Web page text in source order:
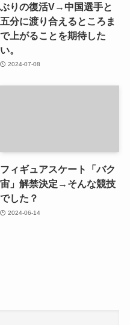
ぶりの復活V→中国選手と
五分に渡り合えるところま
で上がることを期待した
い。
2024-07-08
フィギュアスケート「バク
宙」解禁決定→そんな競技
でした？
2024-06-14